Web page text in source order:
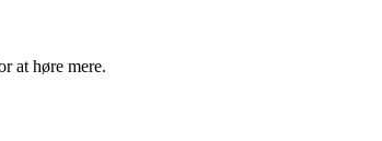
at høre mere.